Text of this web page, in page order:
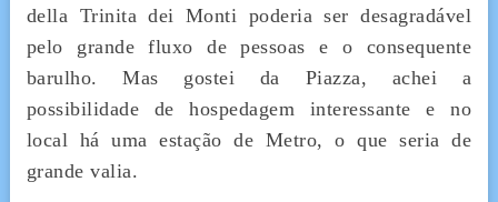
della Trinita dei Monti poderia ser desagradável
pelo grande fluxo de pessoas e o consequente
barulho. Mas gostei da Piazza, achei a
possibilidade de hospedagem interessante e no
local há uma estação de Metro, o que seria de
grande valia.